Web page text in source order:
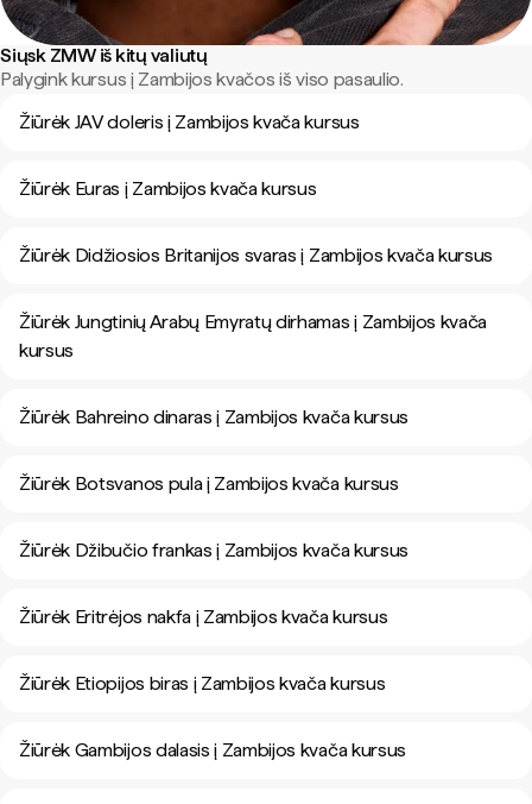
Siųsk ZMW iš kitų valiutų
Palygink kursus į Zambijos kvačos iš viso pasaulio.
Žiūrėk JAV doleris į Zambijos kvača kursus
Žiūrėk Euras į Zambijos kvača kursus
Žiūrėk Didžiosios Britanijos svaras į Zambijos kvača kursus
Žiūrėk Jungtinių Arabų Emyratų dirhamas į Zambijos kvača
kursus
Žiūrėk Bahreino dinaras į Zambijos kvača kursus
Žiūrėk Botsvanos pula į Zambijos kvača kursus
Žiūrėk Džibučio frankas į Zambijos kvača kursus
Žiūrėk Eritrėjos nakfa į Zambijos kvača kursus
Žiūrėk Etiopijos biras į Zambijos kvača kursus
Žiūrėk Gambijos dalasis į Zambijos kvača kursus